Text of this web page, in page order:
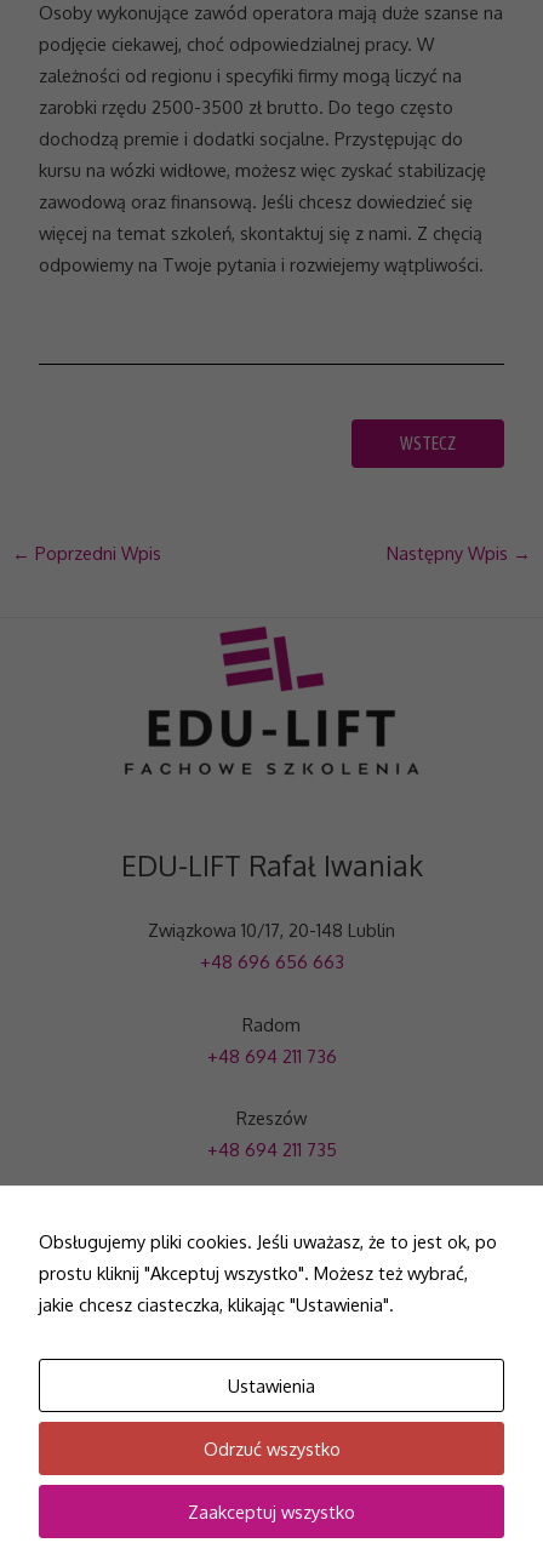
Osoby wykonujące zawód operatora mają duże szanse na
podjęcie ciekawej, choć odpowiedzialnej pracy. W
zależności od regionu i specyfiki firmy mogą liczyć na
zarobki rzędu 2500-3500 zł brutto. Do tego często
dochodzą premie i dodatki socjalne. Przystępując do
kursu na wózki widłowe, możesz więc zyskać stabilizację
zawodową oraz finansową. Jeśli chcesz dowiedzieć się
więcej na temat szkoleń, skontaktuj się z nami. Z chęcią
odpowiemy na Twoje pytania i rozwiejemy wątpliwości.
WSTECZ
← Poprzedni Wpis Następny Wpis →
EDU-LIFT Rafał Iwaniak
Związkowa 10/17, 20-148 Lublin
+48 696 656 663
Radom
+48 694 211 736
Rzeszów
+48 694 211 735
fachoweszkolenia@gmail.com
Strona główna Oferta Certyfikaty
Copyright © 2026 EduLift | Projekt i wykonanie -Freeline
Obsługujemy pliki cookies. Jeśli uważasz, że to jest ok, po
prostu kliknij "Akceptuj wszystko". Możesz też wybrać,
jakie chcesz ciasteczka, klikając "Ustawienia".
Ustawienia
Odrzuć wszystko
Zaakceptuj wszystko
poprawić
funkcjonalność
i strukturę
strony
internetowej,
na podstawie
tego, jak
strona jest
używana.
Doświadczenie
twojego
przejścia na nią.
Jeśli odrzucisz
Udostępniając swoje
zachowania podczas
odwiedzania naszej
strony, zwiększasz